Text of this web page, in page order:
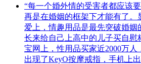
“每一个婚外情的受害者都应该
再是在婚姻的框架下才能有了。
爱上，情趣用品是最先突破婚姻
长来给自己上高中的儿子买自
宝网上，性用品买家近2000万
出现了KeyO按摩戒指，手机上